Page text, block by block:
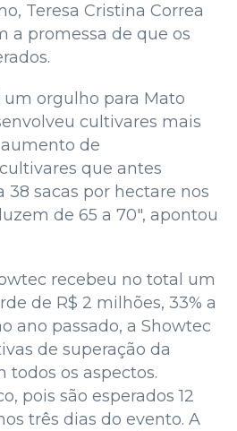
Teresa Cristina Correa
a promessa de que os
um orgulho para Mato
cultivares mais
de
que antes
38 sacas por hectare nos
de 65 a 70", apontou
recebeu no total um
de R$ 2 milhões, 33% a
ano passado, a Showtec
de superação da
todos os aspectos.
pois são esperados 12
três dias do evento. A